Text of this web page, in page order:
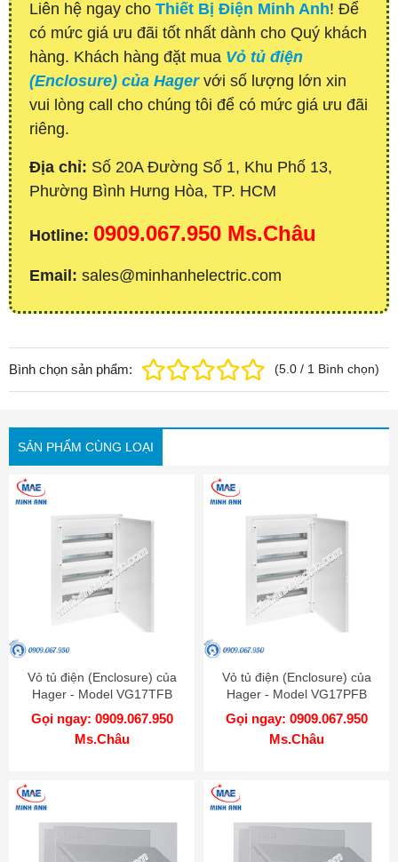
Liên hệ ngay cho Thiết Bị Điện Minh Anh! Để
có mức giá ưu đãi tốt nhất dành cho Quý khách
hàng. Khách hàng đặt mua Vỏ tủ điện
(Enclosure) của Hagervới số lượng lớn xin
vui lòng call cho chúng tôi để có mức giá ưu đãi
riêng.
Địa chỉ: Số 20A Đường Số 1, Khu Phố 13,
Phường Bình Hưng Hòa, TP. HCM
Hotline: 0909.067.950 Ms.Châu
Email: sales@minhanhelectric.com
Bình chọn sản phẩm: (5.0 / 1 Bình chọn)
SẢN PHẨM CÙNG LOẠI
Vỏ tủ điện (Enclosure) của
Hager - Model VG17TFB
Gọi ngay: 0909.067.950
Ms.Châu
Vỏ tủ điện (Enclosure) của
Hager - Model VG17PFB
Gọi ngay: 0909.067.950
Ms.Châu